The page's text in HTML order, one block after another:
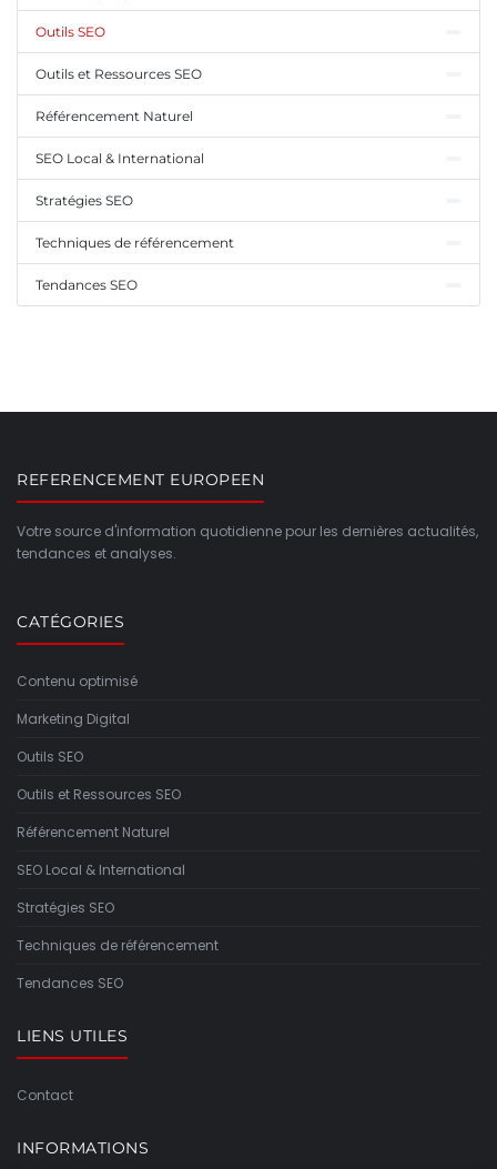
Outils SEO
Outils et Ressources SEO
Référencement Naturel
SEO Local & International
Stratégies SEO
Techniques de référencement
Tendances SEO
REFERENCEMENT EUROPEEN
Votre source d'information quotidienne pour les dernières actualités,
tendances et analyses.
CATÉGORIES
Contenu optimisé
Marketing Digital
Outils SEO
Outils et Ressources SEO
Référencement Naturel
SEO Local & International
Stratégies SEO
Techniques de référencement
Tendances SEO
LIENS UTILES
Contact
INFORMATIONS